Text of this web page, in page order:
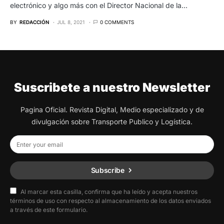
electrónico y algo más con el Director Nacional de la…
BY REDACCIÓN JUL 8, 2021 0 COMMENTS
Suscribete a nuestro Newsletter
Pagina Oficial. Revista Digital, Medio especializado y de
divulgación sobre Transporte Publico y Logística.
Subscribe
Al marcar esta casilla, confirma que ha leído y acepta nuestros
términos de uso con respecto al almacenamiento de los datos enviados
a través de este formulario.